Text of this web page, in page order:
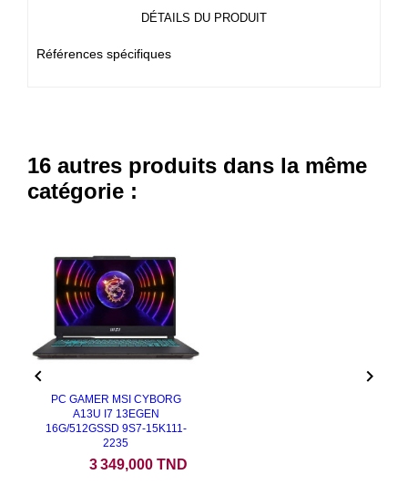
DÉTAILS DU PRODUIT
Références spécifiques
16 autres produits dans la même
catégorie :
PC GAMER MSI CYBORG
A13U I7 13EGEN
16G/512GSSD 9S7-15K111-
2235
3 349,000 TND
 